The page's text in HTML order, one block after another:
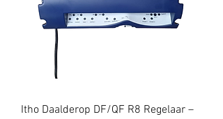
Itho Daalderop DF/QF R8 Regelaar –